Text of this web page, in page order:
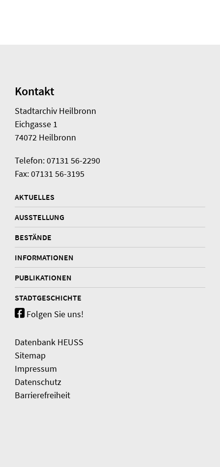
Kontakt
Stadtarchiv Heilbronn
Eichgasse 1
74072 Heilbronn
Telefon: 07131 56-2290
Fax: 07131 56-3195
AKTUELLES
AUSSTELLUNG
BESTÄNDE
INFORMATIONEN
PUBLIKATIONEN
STADTGESCHICHTE
Folgen Sie uns!
Datenbank HEUSS
Sitemap
Impressum
Datenschutz
Barrierefreiheit